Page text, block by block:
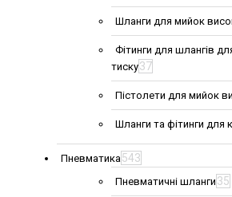
Шланги для мийок
Фітинги для шлангів
тиску37
Пістолети для мийок
Шланги та фітинги для
Пневматика543
Пневматичні шланги 35